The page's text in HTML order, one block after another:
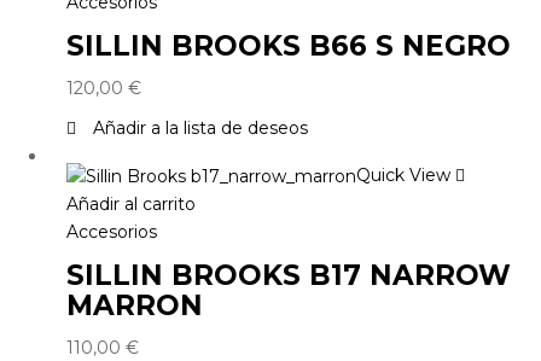
SILLIN BROOKS B66 S NEGRO
120,00 €
Añadir a la lista de deseos
Quick View
Añadir al carrito
Accesorios
SILLIN BROOKS B17 NARROW
MARRON
110,00 €